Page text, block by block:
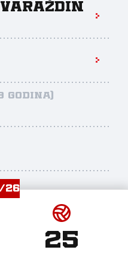
Varaždin
godina)
26
25